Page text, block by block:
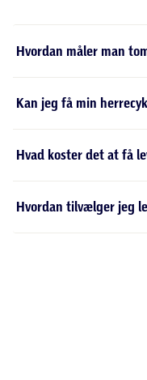
Hvordan måler man
Kan jeg få min
Hvad koster det at få
Hvordan tilvælger jeg